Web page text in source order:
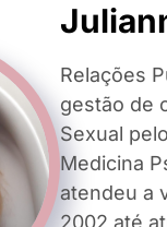
Relações
gestão de
Sexual
Medicina
atendeu a
2002 até